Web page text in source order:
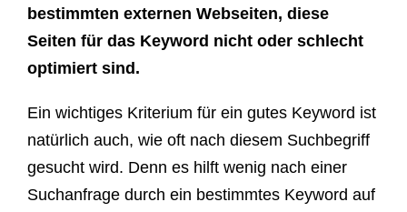
bestimmten externen Webseiten, diese
Seiten für das Keyword nicht oder schlecht
optimiert sind.
Ein wichtiges Kriterium für ein gutes Keyword ist
natürlich auch, wie oft nach diesem Suchbegriff
gesucht wird. Denn es hilft wenig nach einer
Suchanfrage durch ein bestimmtes Keyword auf